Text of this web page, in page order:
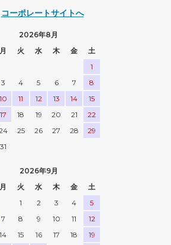
コーポレートサイトへ
2026年8月
月 火 水 木 金
土
1
3 4 5 6 7
8
10 11 12 13 14
15
17 18 19 20 21
22
25 26 27 28
29
31
2026年9月
月 火 水 木 金
土
1
2 3 4
5
7 8 9 10 11
12
14 15 16 17 18
19